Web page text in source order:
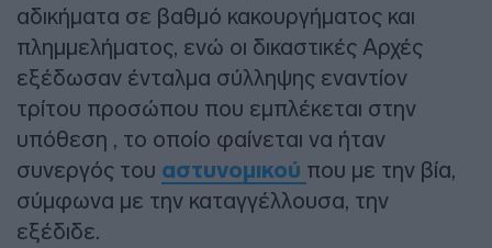
αδικήματα σε βαθμό κακουργήματος και
πλημμελήματος, ενώ οι δικαστικές Αρχές
εξέδωσαν ένταλμα σύλληψης εναντίον
τρίτου προσώπου που εμπλέκεται στην
υπόθεση , το οποίο φαίνεται να ήταν
συνεργός του αστυνομικού που με την βία,
σύμφωνα με την καταγγέλλουσα, την
εξέδιδε.